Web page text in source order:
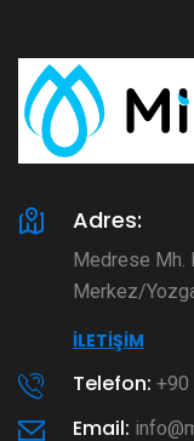
Adres:
Medrese Mh.
Merkez/
İLETIŞIM
Telefon: +90
Email: